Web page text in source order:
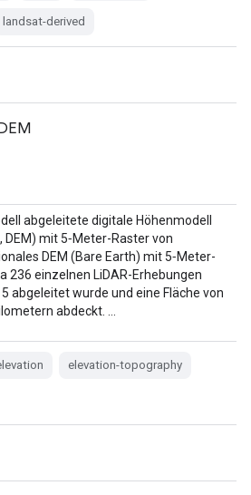
landsat-derived
abgeleitete digitale Höhenmodell
DEM) mit 5‑Meter-Raster von
DEM (Bare Earth) mit 5‑Meter-
236 einzelnen LiDAR-Erhebungen
abgeleitet wurde und eine Fläche von
abdeckt. …
elevation-topography